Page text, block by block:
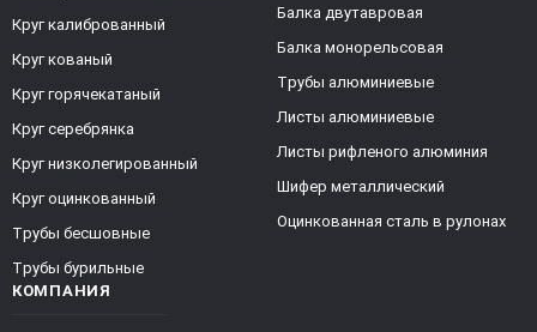
КОМПАНИЯ
Круг калиброванный
Круг кованый
Круг горячекатаный
Круг серебрянка
Круг низколегированный
Круг оцинкованный
Трубы бесшовные
Трубы бурильные
Балка двутавровая
Балка монорельсовая
Трубы алюминиевые
Листы алюминиевые
Листы рифленого алюминия
Шифер металлический
Оцинкованная сталь в рулонах